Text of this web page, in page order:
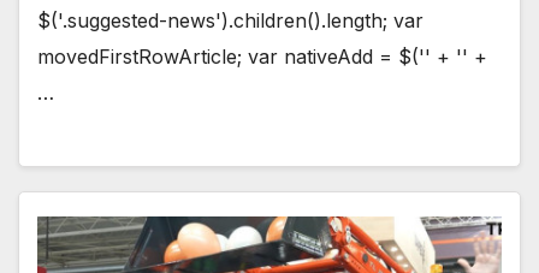
$('.suggested-news').children().length; var
movedFirstRowArticle; var nativeAdd = $('' + '' +
…